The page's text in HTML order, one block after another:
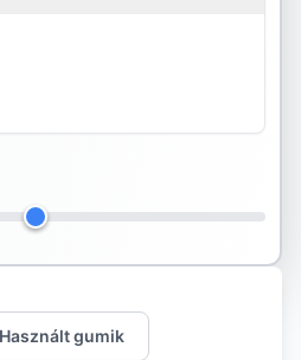
Használt gumik